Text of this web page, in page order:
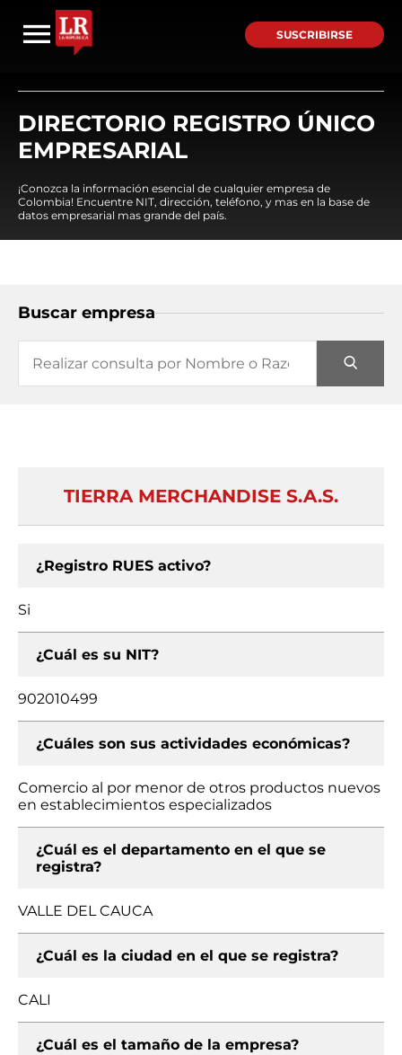
SUSCRIBIRSE
DIRECTORIO REGISTRO ÚNICO
EMPRESARIAL
¡Conozca la información esencial de cualquier empresa de
Colombia! Encuentre NIT, dirección, teléfono, y mas en la base de
datos empresarial mas grande del país.
Buscar empresa
TIERRA MERCHANDISE S.A.S.
¿Registro RUES activo?
Si
¿Cuál es su NIT?
902010499
¿Cuáles son sus actividades económicas?
Comercio al por menor de otros productos nuevos
en establecimientos especializados
¿Cuál es el departamento en el que se
registra?
VALLE DEL CAUCA
¿Cuál es la ciudad en el que se registra?
CALI
¿Cuál es el tamaño de la empresa?